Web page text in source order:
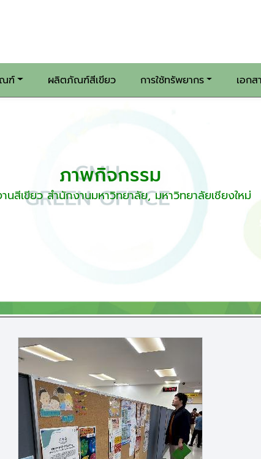
ณฑ์ ผลิตภัณฑ์สีเขียว การใช้ทรัพยากร เอกส
ภาพกิจกรรม
นสีเขียว สำนักงานมหาวิทยาลัย, มหาวิทยาลัยเชียงใหม่